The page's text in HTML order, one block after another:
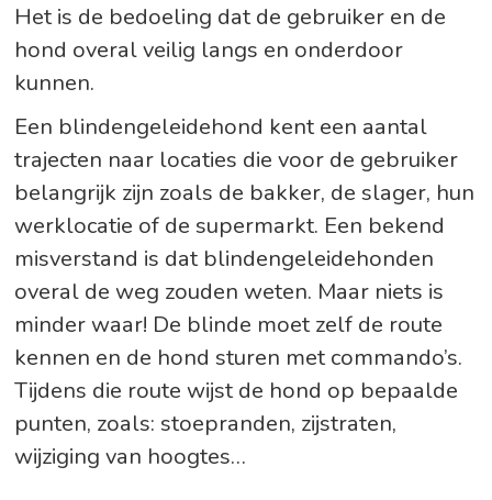
Het is de bedoeling dat de gebruiker en de
hond overal veilig langs en onderdoor
kunnen.
Een blindengeleidehond kent een aantal
trajecten naar locaties die voor de gebruiker
belangrijk zijn zoals de bakker, de slager, hun
werklocatie of de supermarkt. Een bekend
misverstand is dat blindengeleidehonden
overal de weg zouden weten. Maar niets is
minder waar! De blinde moet zelf de route
kennen en de hond sturen met commando’s.
Tijdens die route wijst de hond op bepaalde
punten, zoals: stoepranden, zijstraten,
wijziging van hoogtes…